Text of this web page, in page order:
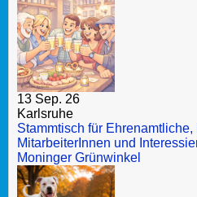
13 Sep. 26
Karlsruhe
Stammtisch für Ehrenamtliche,
MitarbeiterInnen und
Moninger Grünwinkel